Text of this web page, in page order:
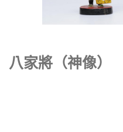
八家將（神像）